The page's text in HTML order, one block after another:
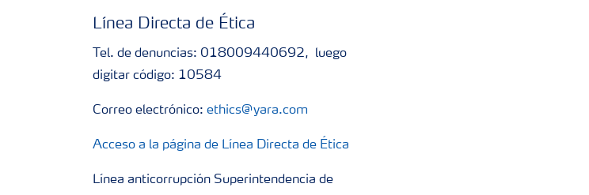
Línea Directa de Ética
Tel. de denuncias: 018009440692, luego
digitar código: 10584
Correo electrónico: ethics@yara.com
Acceso a la página de Línea Directa de Ética
Línea anticorrupción Superintendencia de